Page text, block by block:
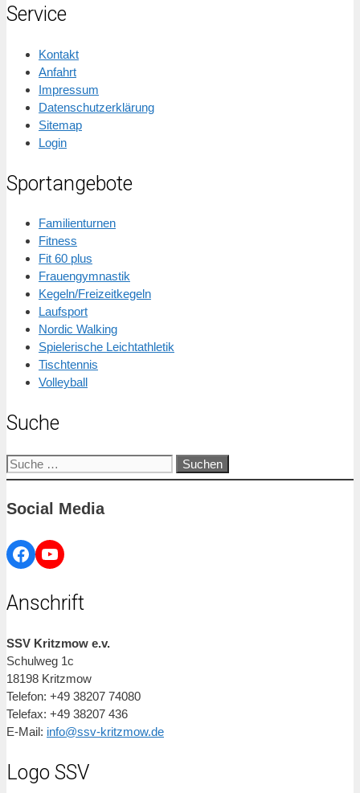
Service
Kontakt
Anfahrt
Impressum
Datenschutzerklärung
Sitemap
Login
Sportangebote
Familienturnen
Fitness
Fit 60 plus
Frauengymnastik
Kegeln/Freizeitkegeln
Laufsport
Nordic Walking
Spielerische Leichtathletik
Tischtennis
Volleyball
Suche
Suche
nach:
Social Media
Facebook
YouTube
Anschrift
SSV Kritzmow e.v.
Schulweg 1c
18198 Kritzmow
Telefon: +49 38207 74080
Telefax: +49 38207 436
E-Mail: info@ssv-kritzmow.de
Logo SSV